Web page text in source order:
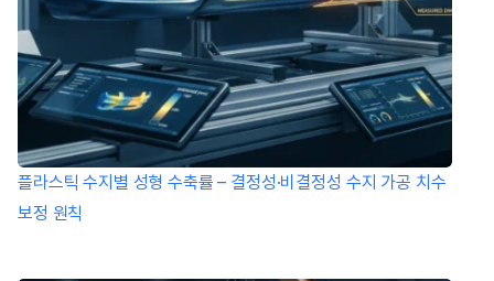
플라스틱 수지별 성형 수축률 – 결정성·비결정성 수지 가공 치수
보정 원칙